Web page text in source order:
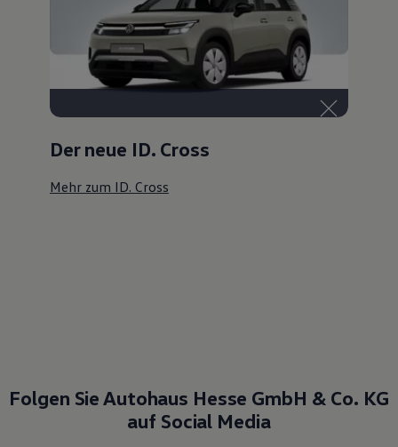
Der neue ID. Cross
Mehr zum ID. Cross
Folgen Sie Autohaus Hesse GmbH & Co. KG
auf Social Media